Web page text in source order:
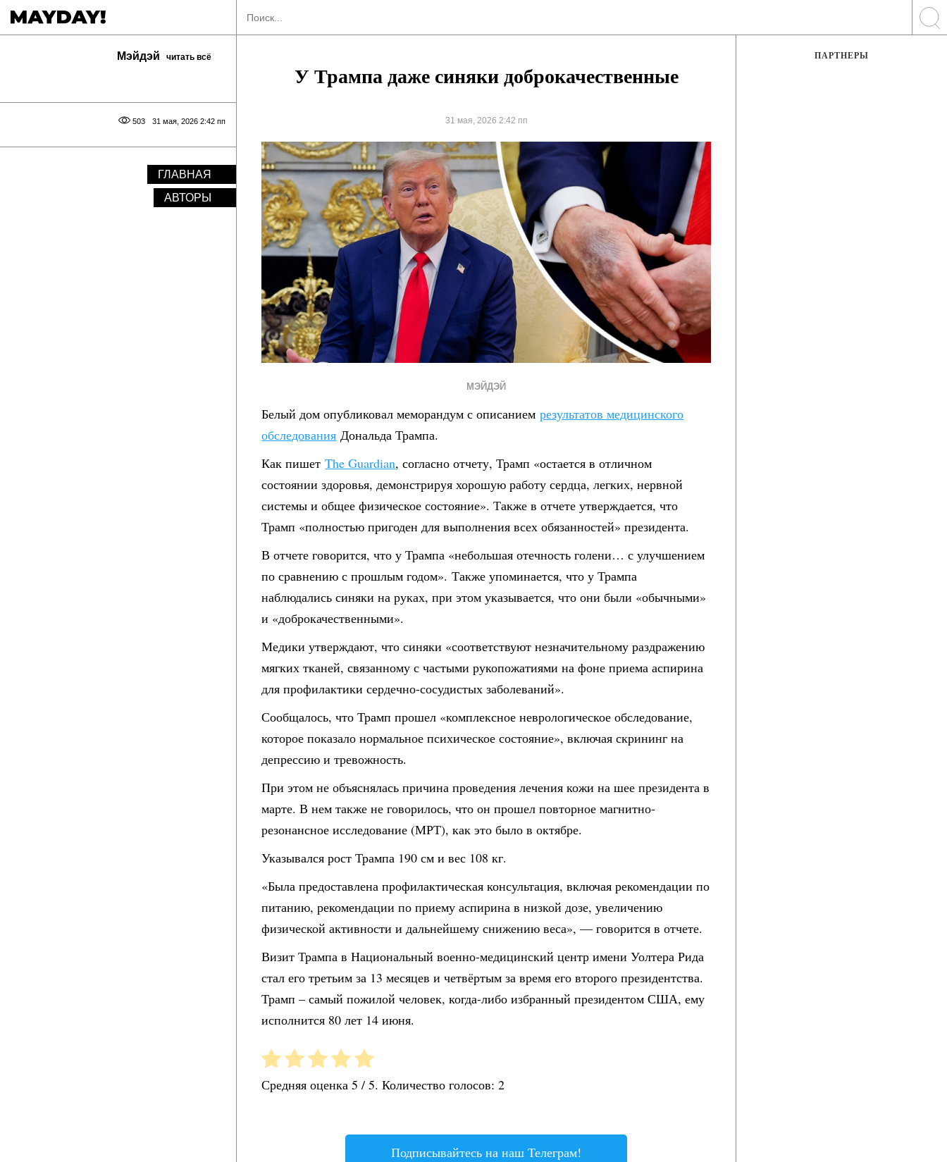
Мэйдэй читать всё
31 мая, 2026 2:42 пп
503
ГЛАВНАЯ
АВТОРЫ
У Трампа даже синяки доброкачественные
31 мая, 2026 2:42 пп
МЭЙДЭЙ
Белый дом опубликовал меморандум с описаниемрезультатов медицинского
обследования Дональда Трампа.
Как пишетThe Guardian, согласно отчету, Трамп «остается в отличном
состоянии здоровья, демонстрируя хорошую работу сердца, легких, нервной
системы и общее физическое состояние». Также в отчете утверждается, что
Трамп «полностью пригоден для выполнения всех обязанностей» президента.
В отчете говорится, что у Трампа «небольшая отечность голени… с улучшением
по сравнению с прошлым годом». Также упоминается, что у Трампа
наблюдались синяки на руках, при этом указывается, что они были «обычными»
и «доброкачественными».
Медики утверждают, что синяки «соответствуют незначительному раздражению
мягких тканей, связанному с частыми рукопожатиями на фоне приема аспирина
для профилактики сердечно-сосудистых заболеваний».
Сообщалось, что Трамп прошел «комплексное неврологическое обследование,
которое показало нормальное психическое состояние», включая скрининг на
депрессию и тревожность.
При этом не объяснялась причина проведения лечения кожи на шее президента в
марте. В нем также не говорилось, что он прошел повторное магнитно-
резонансное исследование (МРТ), как это было в октябре.
Указывался рост Трампа 190 см и вес 108 кг.
«Была предоставлена ​​профилактическая консультация, включая рекомендации по
питанию, рекомендации по приему аспирина в низкой дозе, увеличению
физической активности и дальнейшему снижению веса», — говорится в отчете.
Визит Трампа в Национальный военно-медицинский центр имени Уолтера Рида
стал его третьим за 13 месяцев и четвёртым за время его второго президентства.
Трамп – самый пожилой человек, когда-либо избранный президентом США, ему
исполнится 80 лет 14 июня.
Средняя оценка5 / 5. Количество голосов:2
Подписывайтесь на наш Телеграм!
ПАРТНЕРЫ